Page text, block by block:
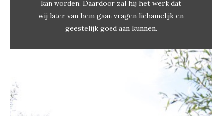
kan worden. Daardoor zal hij het werk dat
wij later van hem gaan vragen lichamelijk en
geestelijk goed aan kunnen.